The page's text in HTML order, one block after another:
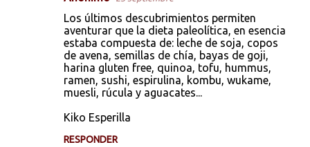
Los últimos descubrimientos permiten
aventurar que la dieta paleolítica, en esencia
estaba compuesta de: leche de soja, copos
de avena, semillas de chía, bayas de goji,
harina gluten free, quinoa, tofu, hummus,
ramen, sushi, espirulina, kombu, wukame,
muesli, rúcula y aguacates...
Kiko Esperilla
RESPONDER